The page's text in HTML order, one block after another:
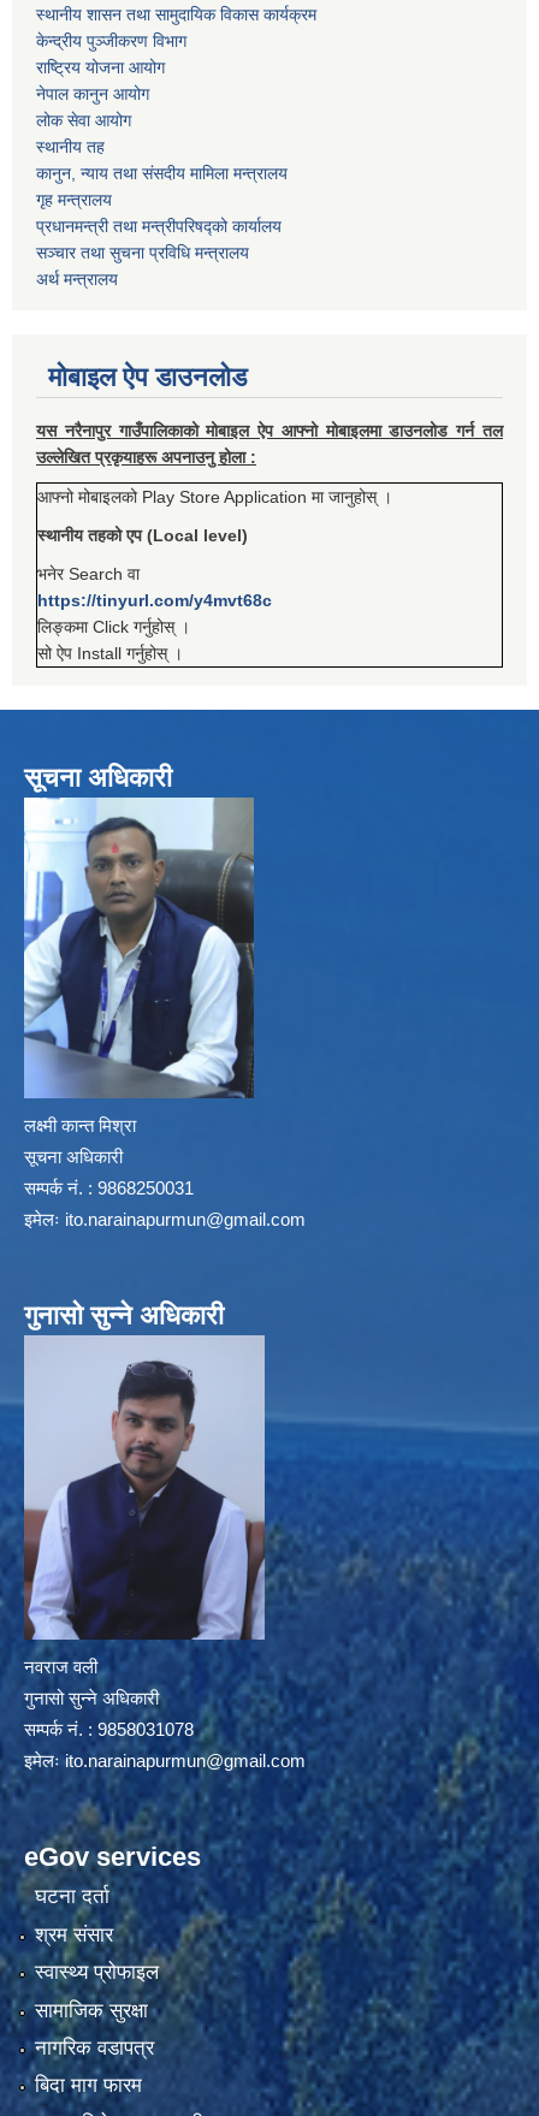
स्थानीय शासन तथा सामुदायिक विकास कार्यक्रम
केन्द्रीय पुञ्जीकरण विभाग
राष्ट्रिय योजना आयोग
नेपाल कानुन आयोग
लोक सेवा आयोग
स्थानीय तह
कानुन, न्याय तथा संसदीय मामिला मन्त्रालय
गृह मन्त्रालय
प्रधानमन्त्री तथा मन्त्रीपरिषद्को कार्यालय
सञ्चार तथा सुचना प्रविधि मन्त्रालय
अर्थ मन्त्रालय
मोबाइल ऐप डाउनलोड
यस नरैनापुर गाउँपालिकाको मोबाइल ऐप आफ्नो मोबाइलमा डाउनलोड गर्न तल
उल्लेखित प्रकृयाहरू अपनाउनु होला :
आफ्नो मोबाइलको Play Store Application मा जानुहोस् ।
स्थानीय तहको एप (Local level)
भनेर Search वा
https://tinyurl.com/y4mvt68c
लिङ्कमा Click गर्नुहोस् ।
सो ऐप Install गर्नुहोस् ।
सूचना अधिकारी
लक्ष्मी कान्त मिश्रा
सूचना अधिकारी
सम्पर्क नं. : 9868250031
इमेलः ito.narainapurmun@gmail.com
गुनासो सुन्ने अधिकारी
नवराज वली
गुनासो सुन्ने अधिकारी
सम्पर्क नं. : 9858031078
इमेलःito.narainapurmun@gmail.com
eGov services
घटना दर्ता
श्रम संसार
स्वास्थ्य प्रोफाइल
सामाजिक सुरक्षा
नागरिक वडापत्र
बिदा माग फारम